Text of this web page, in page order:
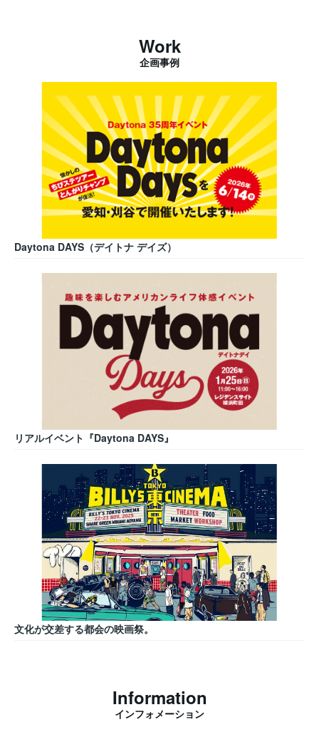
Work
企画事例
Daytona DAYS（デイトナ デイズ）
リアルイベント『Daytona DAYS』
文化が交差する都会の映画祭。
Information
インフォメーション